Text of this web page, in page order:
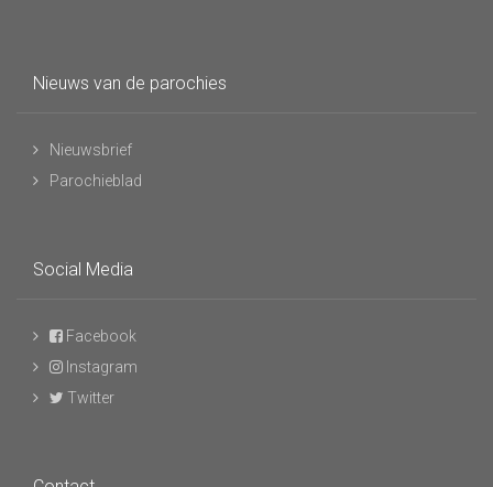
Nieuws van de parochies
Nieuwsbrief
Parochieblad
Social Media
Facebook
Instagram
Twitter